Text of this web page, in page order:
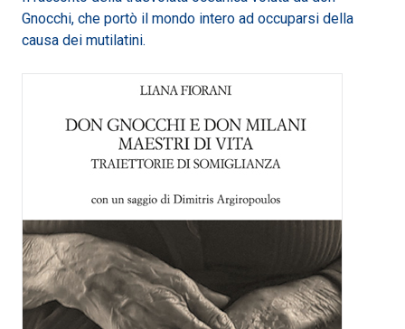
Gnocchi, che portò il mondo intero ad occuparsi della
causa dei mutilatini.